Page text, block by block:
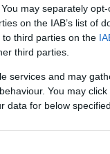
may separately
on the IAB’s list of
third parties on the
third parties.
services and may
You may
data for below
állapota
Akadémia
a
akik